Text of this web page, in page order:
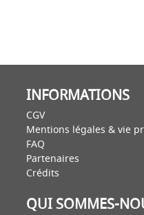
INFORMATIONS
CGV
Mentions légales & vie
FAQ
Partenaires
Crédits
QUI SOMMES-